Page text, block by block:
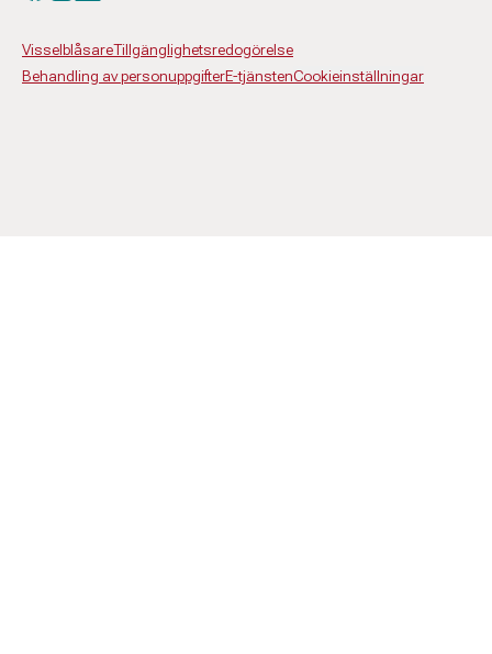
VisselblåsareTillgänglighetsredogörelse
Behandling av personuppgifterE-tjänstenCookieinställningar